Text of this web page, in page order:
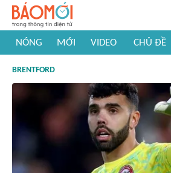
NÓNG MỚI VIDEO CHỦ ĐỀ
#Khám phá thế giới
BRENTFORD